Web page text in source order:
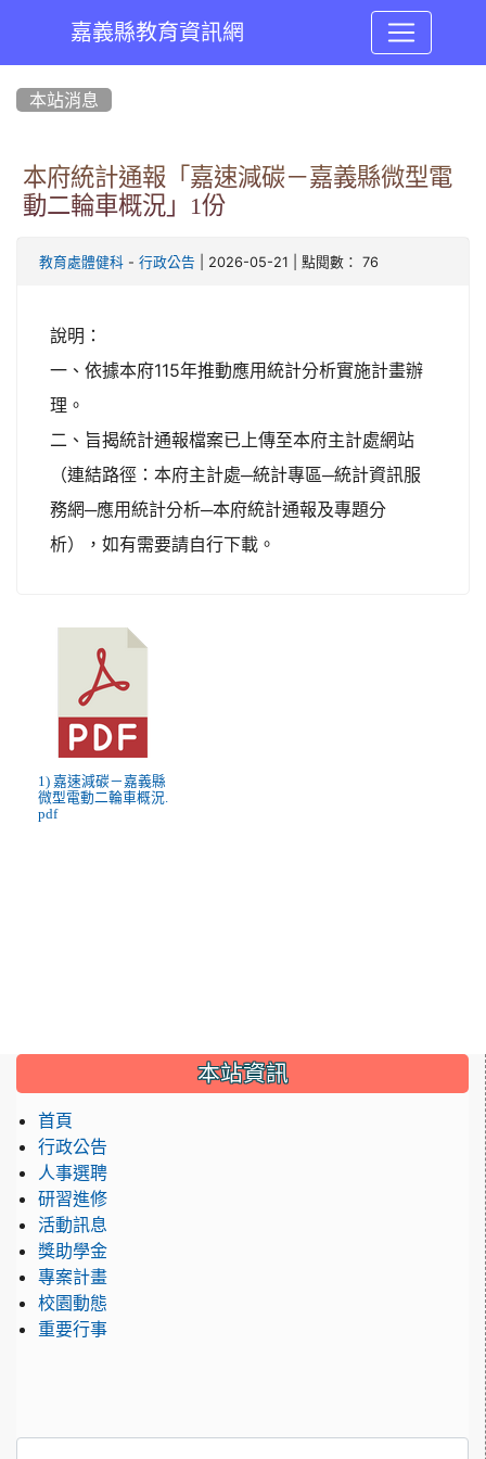
嘉義縣教育資訊網
本站消息
本府統計通報「嘉速減碳－嘉義縣微型電
動二輪車概況」1份
教育處體健科 - 行政公告 | 2026-05-21 | 點閱數： 76
說明：
一、依據本府115年推動應用統計分析實施計畫辦
理。
二、旨揭統計通報檔案已上傳至本府主計處網站
（連結路徑：本府主計處─統計專區─統計資訊服
務網─應用統計分析─本府統計通報及專題分
析），如有需要請自行下載。
1) 嘉速減碳－嘉義縣
微型電動二輪車概況.
pdf
::: 本站資訊
首頁
行政公告
人事選聘
研習進修
活動訊息
獎助學金
專案計畫
校園動態
重要行事